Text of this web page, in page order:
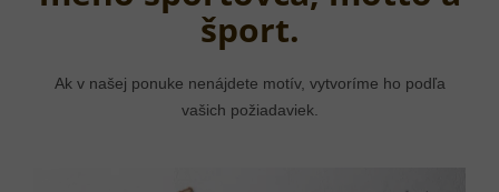
šport.
Ak v našej ponuke nenájdete motív, vytvoríme ho podľa
vašich požiadaviek.